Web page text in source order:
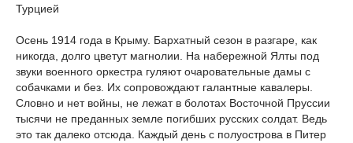
Турцией
Осень 1914 года в Крыму. Бархатный сезон в разгаре, как
никогда, долго цветут магнолии. На набережной Ялты под
звуки военного оркестра гуляют очаровательные дамы с
собачками и без. Их сопровождают галантные кавалеры.
Словно и нет войны, не лежат в болотах Восточной Пруссии
тысячи не преданных земле погибших русских солдат. Ведь
это так далеко отсюда. Каждый день с полуострова в Питер